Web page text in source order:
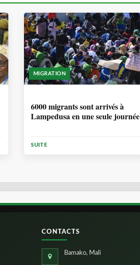
MIGRATION
6000 migrants sont arrivés à
Lampedusa en une seule journée
SUITE
CONTACTS
Bamako, Mali